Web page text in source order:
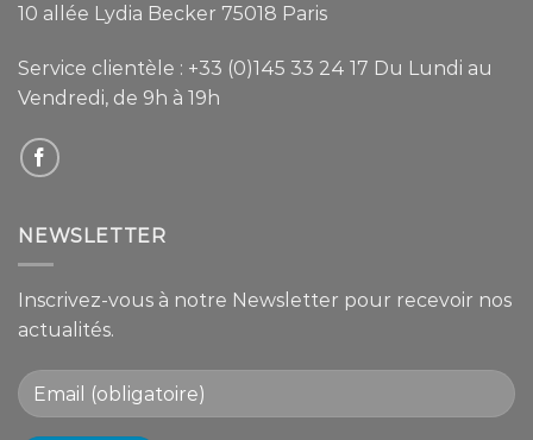
10 allée Lydia Becker 75018 Paris
Service clientèle : +33 (0)145 33 24 17 Du Lundi au
Vendredi, de 9h à 19h
NEWSLETTER
Inscrivez-vous à notre Newsletter pour recevoir nos
actualités.